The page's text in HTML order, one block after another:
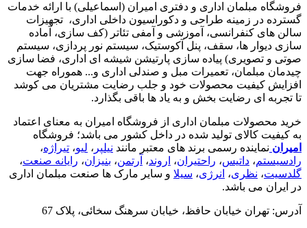
فروشگاه مبلمان اداری و دفتری امیران (اسماعیلی) با ارائه خدمات
گسترده در زمینه طراحی و دکوراسیون داخلی اداری‌، تجهیزات
سالن های کنفرانسی، آموزشی و آمفی تئاتر (کف سازی، آماده
سازی دیوار ها، سقف، پنل آکوستیک، سیستم نور پردازی، سیستم
صوتی و تصویری) پیاده سازی پارتیشن شیشه ای اداری، فضا سازی
چیدمان مبلمان، تعمیرات مبل و صندلی اداری و... هموراه جهت
افزایش کیفیت محصولات خود و جلب رضایت مشتریان می کوشد
تا تجربه ای رضایت بخش و به یاد ها باقی بگذارد.
خرید محصولات مبلمان اداری از فروشگاه امیران به معنای اعتماد
به کیفیت کالای تولید شده در داخل کشور می باشد؛ فروشگاه
امیران نماینده رسمی برند های معتبر مانند نیلپر ، لیو، تیراژه،
رادسیستم، داتیس، راحتیران، اروند، آرتمن، بنیزان، رایانه صنعت،
گلدسیت، نظری، انرژی، سیلا و سایر مارک ها صنعت مبلمان اداری
در ایران می باشد.
آدرس: تهران خیابان حافظ، خیابان سرهنگ سخائی، پلاک 67